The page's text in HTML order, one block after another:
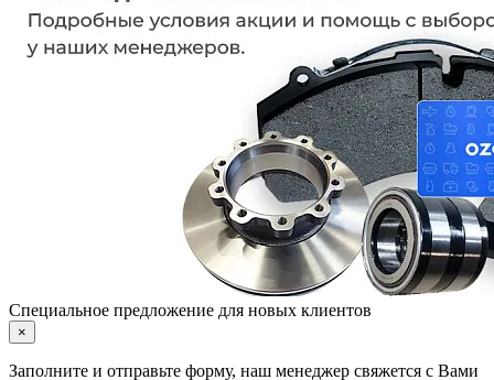
Специальное предложение для новых клиентов
×
Заполните и отправьте форму, наш менеджер свяжется с Вами